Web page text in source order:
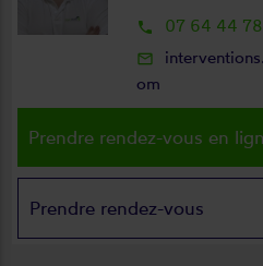
local_phone 07 64 44
mail_outline
om
Prendre rendez-vous en
Prendre rendez-vous